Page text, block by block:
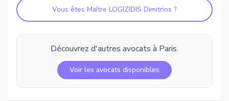
Vous êtes Maître LOGIZIDIS Dimitrios ?
Découvrez d'autres avocats à Paris.
Voir les avocats disponibles